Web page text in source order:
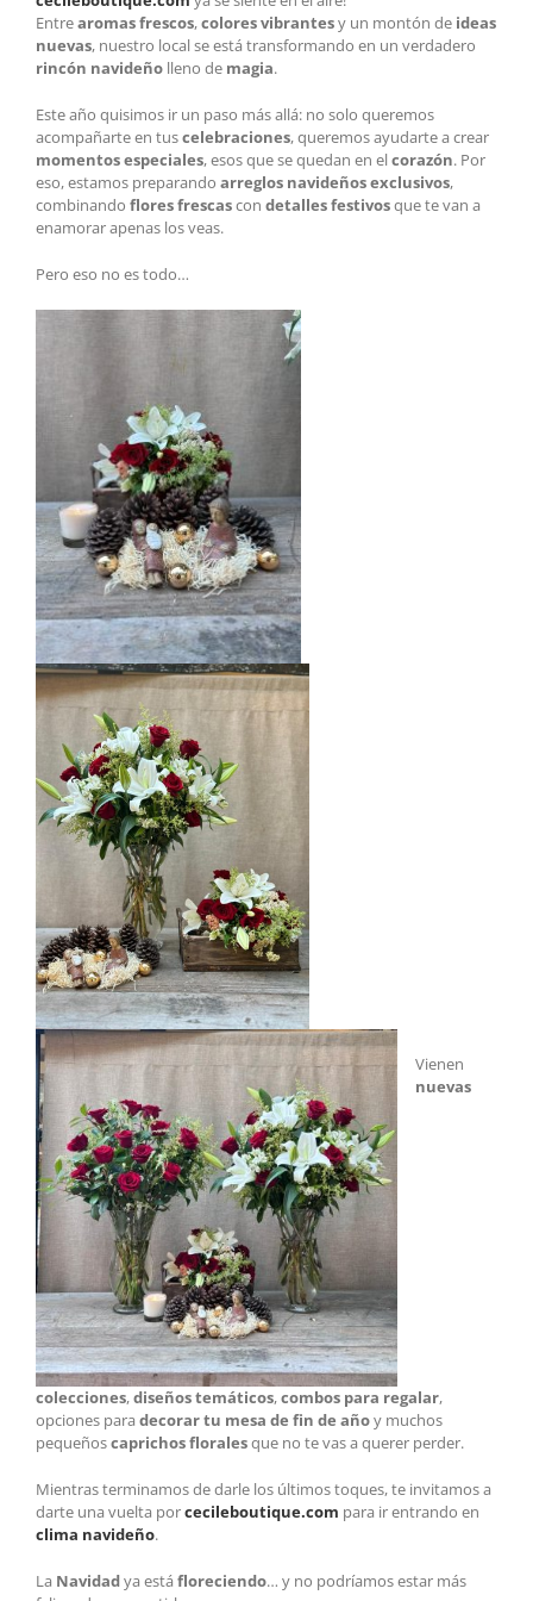
Entrearomas frescos,colores vibrantesy un montón de ideas
nuevas, nuestro local se está transformando en un verdadero
rincón navideño lleno de magia.
Este año quisimos ir un paso más allá: no solo queremos
acompañarte en tuscelebraciones, queremos ayudarte a crear
momentos especiales, esos que se quedan en elcorazón. Por
eso, estamos preparando arreglos navideños exclusivos,
combinando flores frescascon detalles festivosque te van a
enamorar apenas los veas.
Pero eso no es todo…
Vienen
nuevas
colecciones,diseños temáticos,combos para regalar,
opciones para decorar tu mesa de fin de añoy muchos
pequeñoscaprichos floralesque no te vas a querer perder.
Mientras terminamos de darle los últimos toques, te invitamos a
darte una vuelta porcecileboutique.com para ir entrando en
clima navideño.
La Navidadya está floreciendo… y no podríamos estar más